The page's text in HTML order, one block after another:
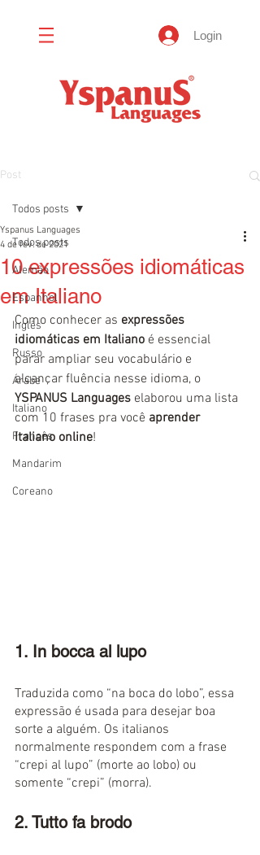
Login
Post
Todos posts
Alemão
Espanhol
Inglês
Russo
Árabe
Italiano
Francês
Mandarim
Coreano
Todos posts
10 expressões idiomáticas
em Italiano
Yspanus Languages
4 de fev. de 2021
Como conhecer as expressões
idiomáticas em Italiano é essencial
parar ampliar seu vocabulário e
alcançar fluência nesse idioma, o
YSPANUS Languages elaborou uma lista
com 10 frases pra você aprender
Italiano online!
1. In bocca al lupo
Traduzida como “na boca do lobo”, essa
expressão é usada para desejar boa
sorte a alguém. Os italianos
normalmente respondem com a frase
“crepi al lupo” (morte ao lobo) ou
somente “crepi” (morra).
2. Tutto fa brodo